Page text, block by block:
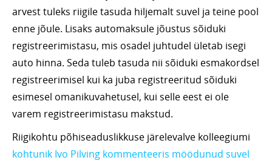
arvest tuleks riigile tasuda hiljemalt suvel ja teine pool
enne jõule. Lisaks automaksule jõustus sõiduki
registreerimistasu, mis osadel juhtudel ületab isegi
auto hinna. Seda tuleb tasuda nii sõiduki esmakordsel
registreerimisel kui ka juba registreeritud sõiduki
esimesel omanikuvahetusel, kui selle eest ei ole
varem registreerimistasu makstud.
Riigikohtu põhiseaduslikkuse järelevalve kolleegiumi
kohtunik Ivo Pilving kommenteeris möödunud suvel